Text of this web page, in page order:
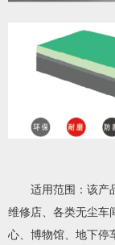
适用范围：该产
维修店、各类无尘车
心、博物馆、地下停